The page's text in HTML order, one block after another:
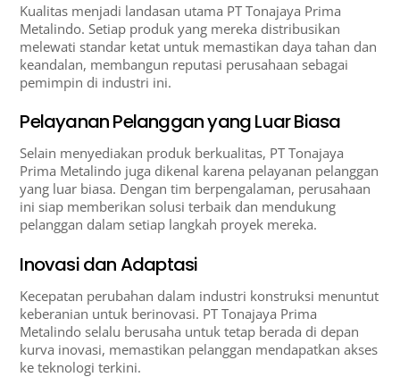
Kualitas menjadi landasan utama PT Tonajaya Prima
Metalindo. Setiap produk yang mereka distribusikan
melewati standar ketat untuk memastikan daya tahan dan
keandalan, membangun reputasi perusahaan sebagai
pemimpin di industri ini.
Pelayanan Pelanggan yang Luar Biasa
Selain menyediakan produk berkualitas, PT Tonajaya
Prima Metalindo juga dikenal karena pelayanan pelanggan
yang luar biasa. Dengan tim berpengalaman, perusahaan
ini siap memberikan solusi terbaik dan mendukung
pelanggan dalam setiap langkah proyek mereka.
Inovasi dan Adaptasi
Kecepatan perubahan dalam industri konstruksi menuntut
keberanian untuk berinovasi. PT Tonajaya Prima
Metalindo selalu berusaha untuk tetap berada di depan
kurva inovasi, memastikan pelanggan mendapatkan akses
ke teknologi terkini.